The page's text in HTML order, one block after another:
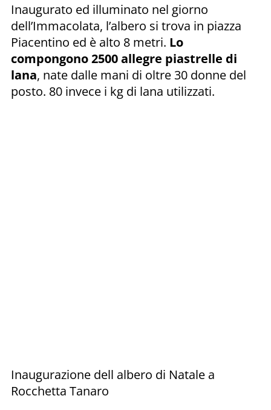
Inaugurato ed illuminato nel giorno
dell’Immacolata, l’albero si trova in piazza
Piacentino ed è alto 8 metri. Lo
compongono 2500 allegre piastrelle di
lana, nate dalle mani di oltre 30 donne del
posto. 80 invece i kg di lana utilizzati.
Inaugurazione dell albero di Natale a
Rocchetta Tanaro